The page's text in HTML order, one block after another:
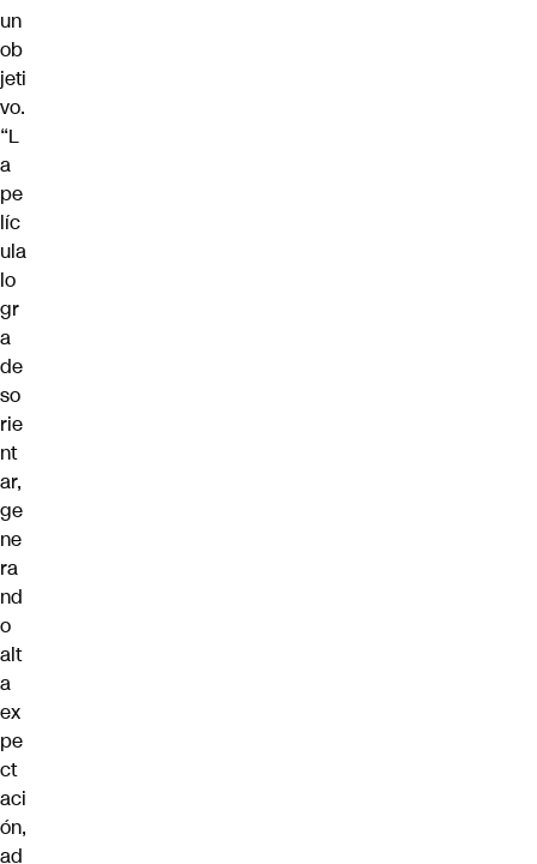
un
ob
jeti
vo.
“L
a
pe
líc
ula
lo
gr
a
de
so
rie
nt
ar,
ge
ne
ra
nd
o
alt
a
ex
pe
ct
aci
ón,
ad